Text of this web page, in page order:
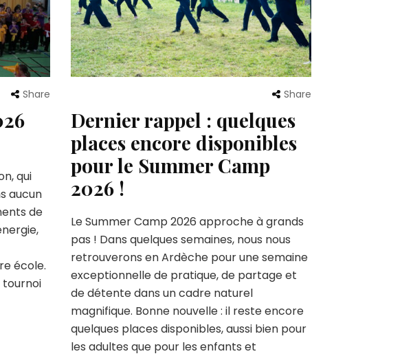
Share
qui
aucun
de
école.
tournoi
Share
Dernier rappel : quelques
places encore disponibles
pour le Summer Camp
2026 !
Le Summer Camp 2026 approche à grands
pas ! Dans quelques semaines, nous nous
retrouverons en Ardèche pour une semaine
exceptionnelle de pratique, de partage et
de détente dans un cadre naturel
magnifique. Bonne nouvelle : il reste encore
quelques places disponibles, aussi bien pour
les adultes que pour les enfants et